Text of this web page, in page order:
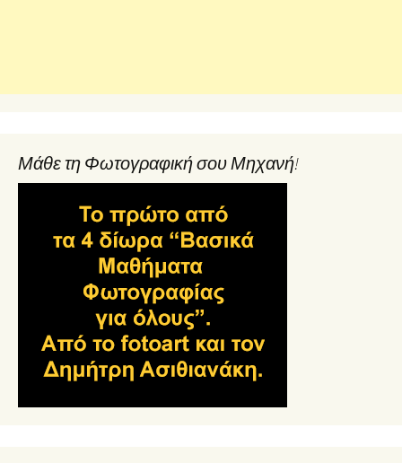
Μάθε τη Φωτογραφική σου Μηχανή!